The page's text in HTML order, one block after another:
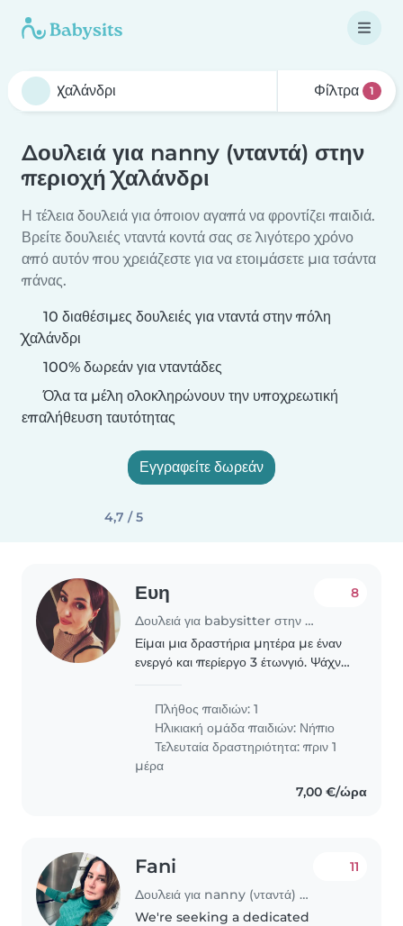
Φίλτρα 1
Δουλειά για nanny (νταντά) στην
περιοχή Χαλάνδρι
Η τέλεια δουλειά για όποιον αγαπά να φροντίζει παιδιά.
Βρείτε δουλειές νταντά κοντά σας σε λιγότερο χρόνο
από αυτόν που χρειάζεστε για να ετοιμάσετε μια τσάντα
πάνας.
10 διαθέσιμες δουλειές για νταντά στην πόλη
Χαλάνδρι
100% δωρεάν για νταντάδες
Όλα τα μέλη ολοκληρώνουν την υποχρεωτική
επαλήθευση ταυτότητας
Εγγραφείτε δωρεάν
4,7 / 5
Ευη
Δουλειά για babysitter στην περιοχή Χαλάνδρι
8
Είμαι μια δραστήρια μητέρα με έναν
ενεργό και περίεργο 3 έτωνγιό. Ψάχνω
babysitter που θα είναι σε θέση να
φροντίσει το παιδί μου με ασφάλεια
και θα..
Πλήθος παιδιών: 1
Ηλικιακή ομάδα παιδιών: Νήπιο
Τελευταία δραστηριότητα: πριν 1
μέρα
7,00 €/ώρα
Fani
Δουλειά για nanny (νταντά) στην περιοχή Χαλάνδρι
11
We're seeking a dedicated